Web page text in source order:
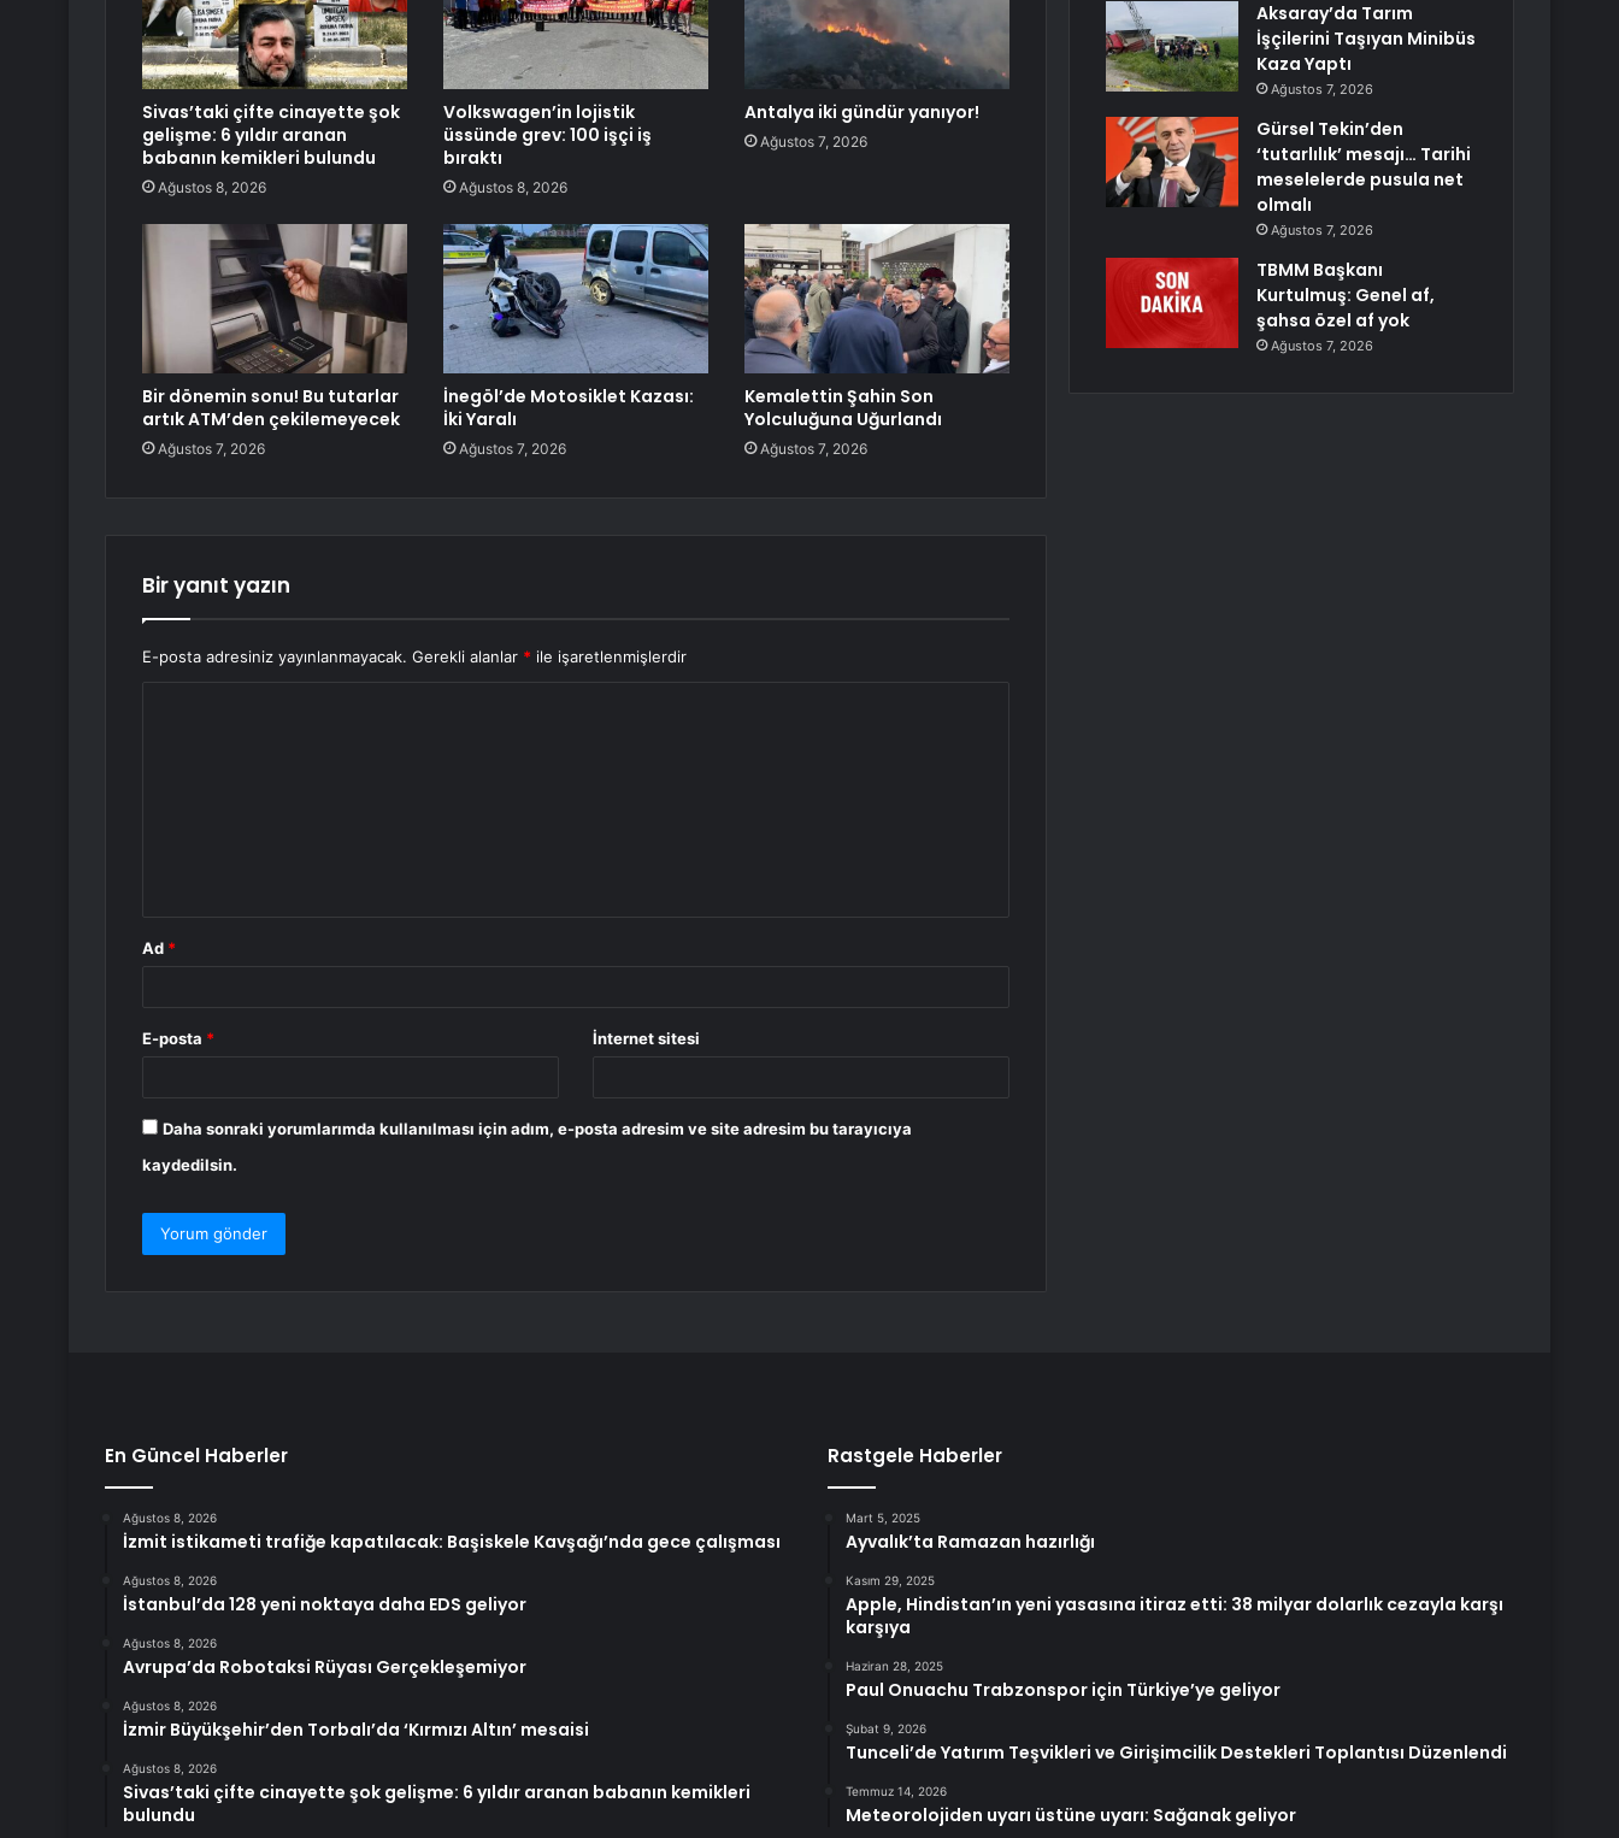
Sivas’taki çifte cinayette şok
gelişme: 6 yıldır aranan
babanın kemikleri bulundu
Ağustos 8, 2026
Volkswagen’in lojistik
üssünde grev: 100 işçi iş
bıraktı
Ağustos 8, 2026
Antalya iki gündür yanıyor!
Ağustos 7, 2026
Bir dönemin sonu! Bu tutarlar
artık ATM’den çekilemeyecek
Ağustos 7, 2026
İnegöl’de Motosiklet Kazası:
İki Yaralı
Ağustos 7, 2026
Kemalettin Şahin Son
Yolculuğuna Uğurlandı
Ağustos 7, 2026
Bir yanıt yazın
E-posta adresiniz yayınlanmayacak. Gerekli alanlar * ile işaretlenmişlerdir
Ad *
E-posta * İnternet sitesi
Daha sonraki yorumlarımda kullanılması için adım, e-posta adresim ve site adresim bu tarayıcıya
kaydedilsin.
Aksaray’da Tarım
İşçilerini Taşıyan Minibüs
Kaza Yaptı
Ağustos 7, 2026
Gürsel Tekin’den
‘tutarlılık’ mesajı… Tarihi
meselelerde pusula net
olmalı
Ağustos 7, 2026
TBMM Başkanı
Kurtulmuş: Genel af,
şahsa özel af yok
Ağustos 7, 2026
En Güncel Haberler
Ağustos 8, 2026
İzmit istikameti trafiğe kapatılacak: Başiskele Kavşağı’nda gece çalışması
Ağustos 8, 2026
İstanbul’da 128 yeni noktaya daha EDS geliyor
Ağustos 8, 2026
Avrupa’da Robotaksi Rüyası Gerçekleşemiyor
Ağustos 8, 2026
İzmir Büyükşehir’den Torbalı’da ‘Kırmızı Altın’ mesaisi
Ağustos 8, 2026
Sivas’taki çifte cinayette şok gelişme: 6 yıldır aranan babanın kemikleri
bulundu
Rastgele Haberler
Mart 5, 2025
Ayvalık’ta Ramazan hazırlığı
Kasım 29, 2025
Apple, Hindistan’ın yeni yasasına itiraz etti: 38 milyar dolarlık cezayla karşı
karşıya
Haziran 28, 2025
Paul Onuachu Trabzonspor için Türkiye’ye geliyor
Şubat 9, 2026
Tunceli’de Yatırım Teşvikleri ve Girişimcilik Destekleri Toplantısı Düzenlendi
Temmuz 14, 2026
Meteorolojiden uyarı üstüne uyarı: Sağanak geliyor